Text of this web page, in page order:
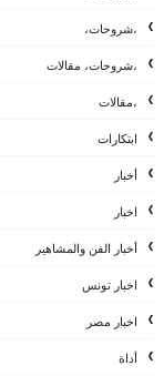
،شروحات،
،شروحات، مقالات
،مقالات
ابتكارات
أخبار
اخبار
أخبار الفن والمشاهير
اخبار تونس
اخبار مصر
أداة